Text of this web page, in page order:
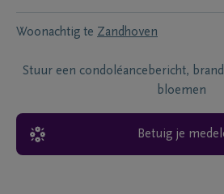
Woonachtig te Zandhoven
Stuur een condoléancebericht,
bloemen
Betuig je